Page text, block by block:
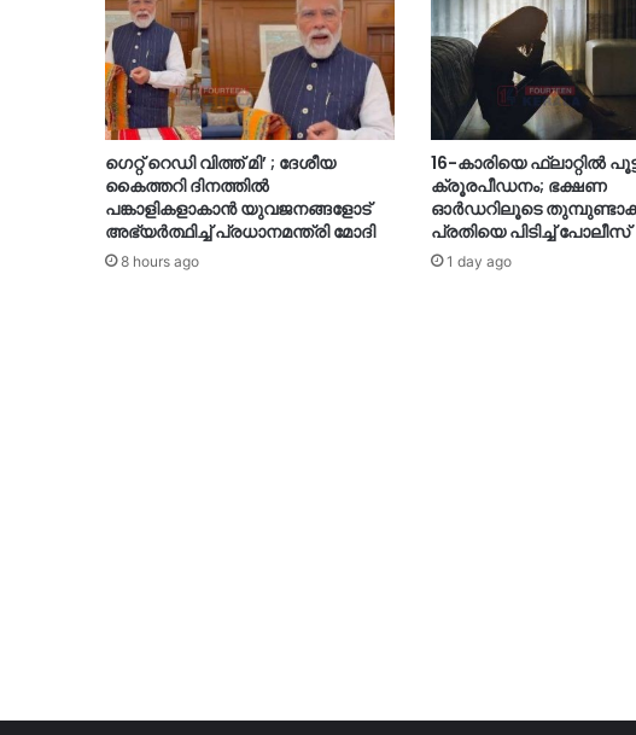
ഗെറ്റ് റെഡി വിത്ത് മി’ ; ദേശീയ
കൈത്തറി ദിനത്തിൽ
പങ്കാളികളാകാൻ യുവജനങ്ങളോട്
അഭ്യർത്ഥിച്ച് പ്രധാനമന്ത്രി മോദി
8 hours ago
16-കാരിയെ ഫ്ലാറ്റിൽ
ക്രൂരപീഡനം; ഭക്ഷണ
ഓർഡറിലൂടെ
പ്രതിയെ പിടിച്ച് പോലീസ്
1 day ago